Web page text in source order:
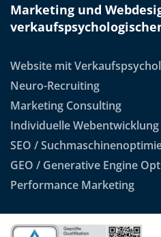
Marketing und
Website mit
Neuro-Recruiting
Marketing Consulting
Individuelle
SEO /
GEO / Generative Engine
Performance Marketing